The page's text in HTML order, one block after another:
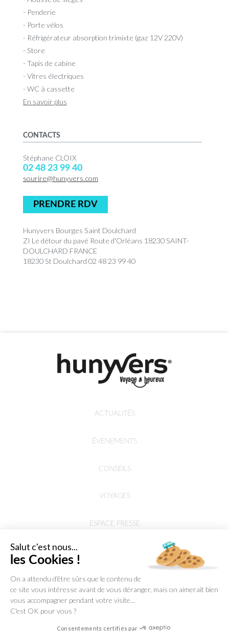
- Penderie
- Porte vélos
- Réfrigérateur absorption trimixte (gaz 12V 220V)
- Store
- Tapis de cabine
- Vitres électriques
- WC à cassette
En savoir plus
CONTACTS
Stéphane CLOIX
02 48 23 99 40
sourire@hunyvers.com
PRENDRE RDV
Hunyvers Bourges Saint Doulchard
ZI Le détour du pavé Route d'Orléans 18230 SAINT-
DOULCHARD FRANCE
18230 St Doulchard 02 48 23 99 40
ACTUALITÉS
ÉVENEMENTS
CONSEILS
VOYAGES
ESPACE PRESSE
Salut c'est nous...
les Cookies !
On a attendu d'être sûrs que le contenu de
ce site vous intéresse avant de vous déranger, mais on aimerait bien
vous accompagner pendant votre visite...
C'est OK pour vous ?
Consentements certifiés par